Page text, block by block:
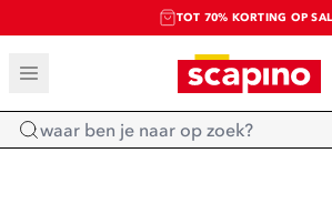
TOT 70% KORTING OP
SALE: LAATSTE KANS!
SHOP NIEUW
Home